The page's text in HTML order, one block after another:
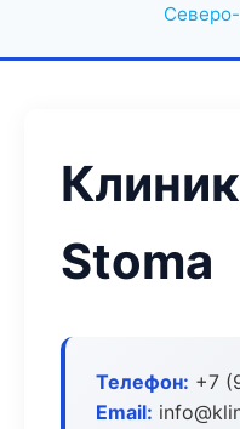
Stoma
Телефон: +7
Email: